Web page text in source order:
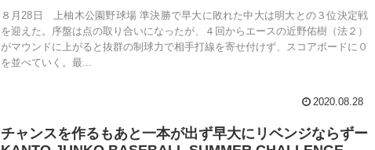
８月28日 上柚木公園野球場 準決勝で早大に敗れた中大は明大との３位決定戦
を迎えた。序盤は点の取り合いになったが、４回からエースの近野佑樹（法２）
がマウンドに上がると抜群の制球力で相手打線を寄せ付けず、スコアボードに０
を並べていく。最...
2020.08.28
チャンスを作るもあと一本が出ず早大にリベンジならずー